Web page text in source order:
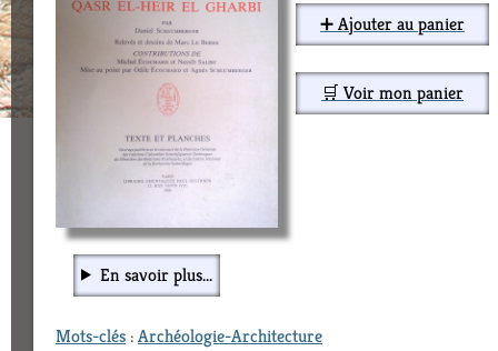
➕ Ajouter au panier
🛒 Voir mon panier
En savoir plus...
Mots-clés:Archéologie-Architecture